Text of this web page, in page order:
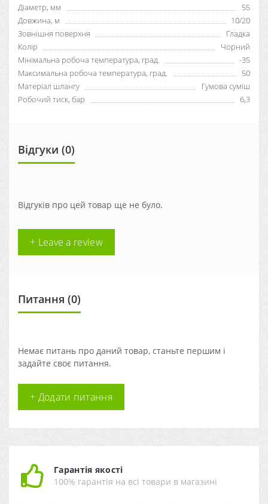
Діаметр, мм
55
Довжина, м
10/20
Зовнішня поверхня
Гладка
Колір
Чорний
Мінімальна робоча температура, град.
-35
Максимальна робоча температура, град.
50
Матеріал шлангу
Гумова суміш
Робочий тиск, бар
6,3
Відгуки (0)
Відгуків про цей товар ще не було.
+ Leave a review
Питання (0)
Немає питань про даний товар, станьте першим і
задайте своє питання.
+ Додати питання
Гарантія якості
100% гарантія на всі товари в магазині